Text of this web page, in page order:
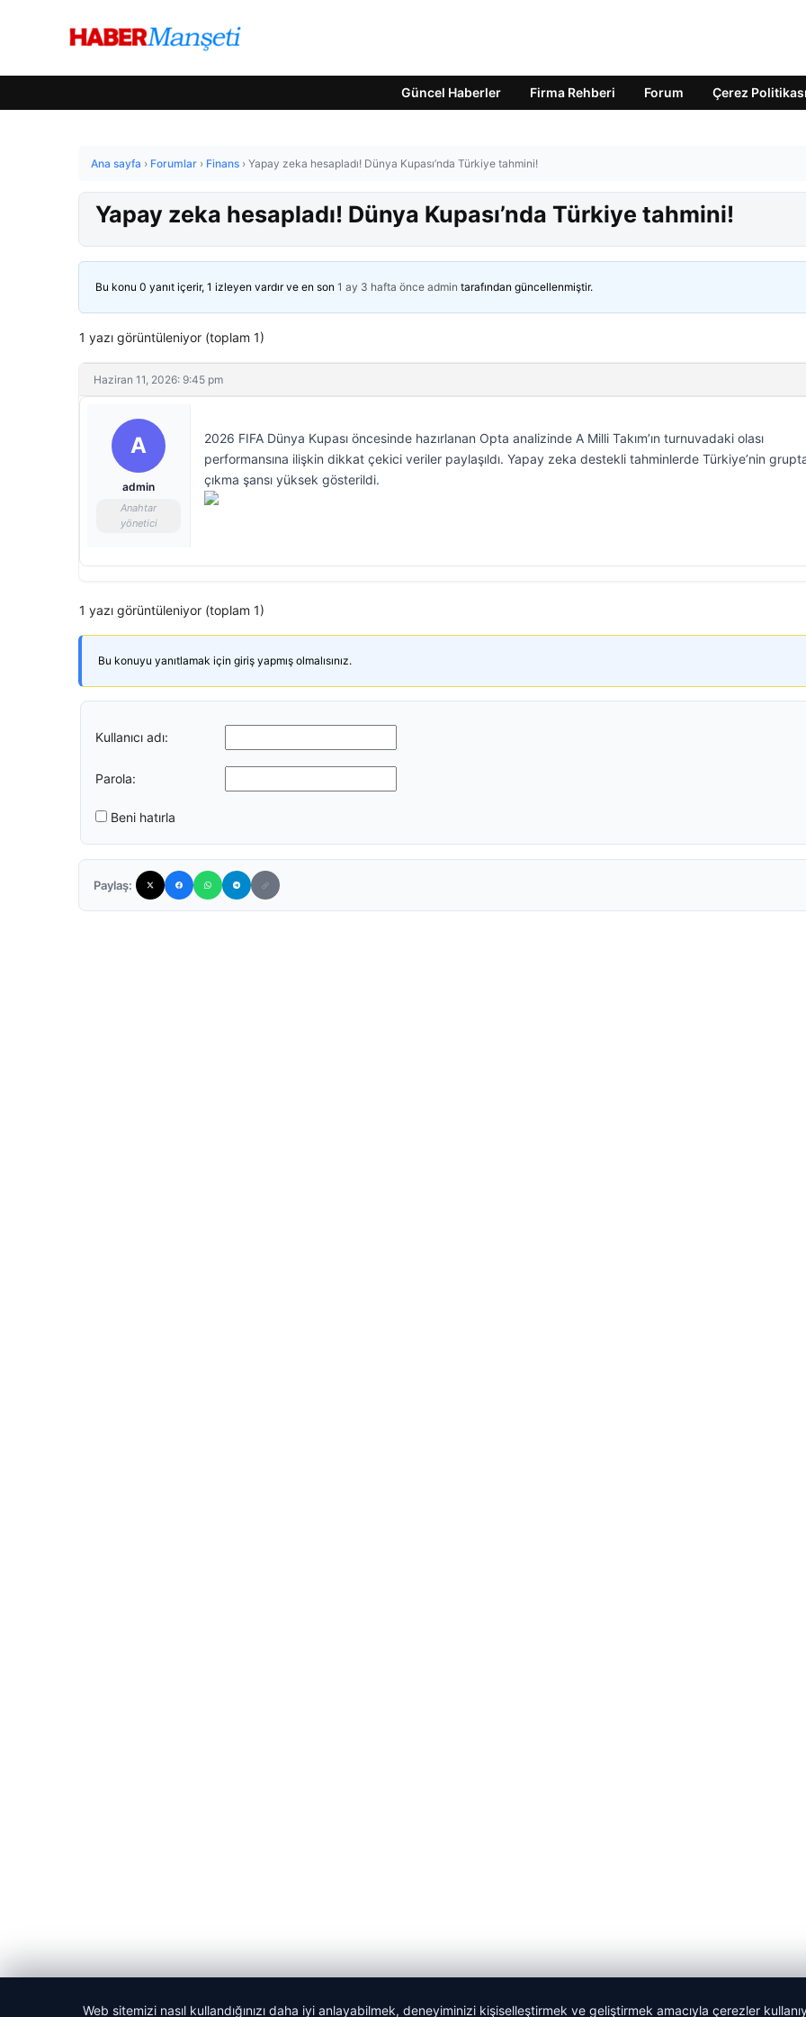
Güncel Haberler Firma Rehberi Forum Çerez Politikası
Ana sayfa › Forumlar › Finans › Yapay zeka hesapladı! Dünya Kupası’nda Türkiye tahmini!
Yapay zeka hesapladı! Dünya Kupası’nda Türkiye tahmini!
Bu konu 0 yanıt içerir, 1 izleyen vardır ve en son 1 ay 3 hafta önce admin tarafından güncellenmiştir.
1 yazı görüntüleniyor (toplam 1)
Haziran 11, 2026: 9:45 pm
A
admin
Anahtar
yönetici
2026 FIFA Dünya Kupası öncesinde hazırlanan Opta analizinde A Milli Takım’ın turnuvadaki olası
performansına ilişkin dikkat çekici veriler paylaşıldı. Yapay zeka destekli tahminlerde Türkiye’nin
çıkma şansı yüksek gösterildi.
1 yazı görüntüleniyor (toplam 1)
Bu konuyu yanıtlamak için giriş yapmış olmalısınız.
Kullanıcı adı:
Parola:
Beni hatırla
Paylaş:
Web sitemizi nasıl kullandığınızı daha iyi anlayabilmek, deneyiminizi kişiselleştirmek ve geliştirmek amacıyla çerezler